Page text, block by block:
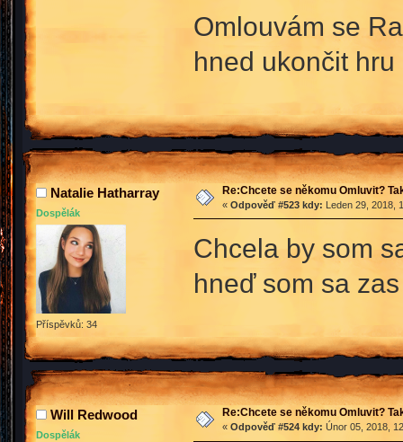
Omlouvám se
hned ukončit hru
Natalie Hatharray
Dospělák
Příspěvků: 34
Re:Chcete se někomu Omluvit?
« Odpověď #523 kdy: Leden 29, 2018,
Chcela by som
hneď som sa
Will Redwood
Dospělák
Re:Chcete se někomu Omluvit?
« Odpověď #524 kdy: Únor 05, 2018,